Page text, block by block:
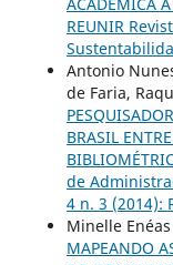
ACADÊMICA
REUNIR
Antonio
de Faria,
BRASIL
de
4 n. 3 (2014):
Minelle
MAPEANDO